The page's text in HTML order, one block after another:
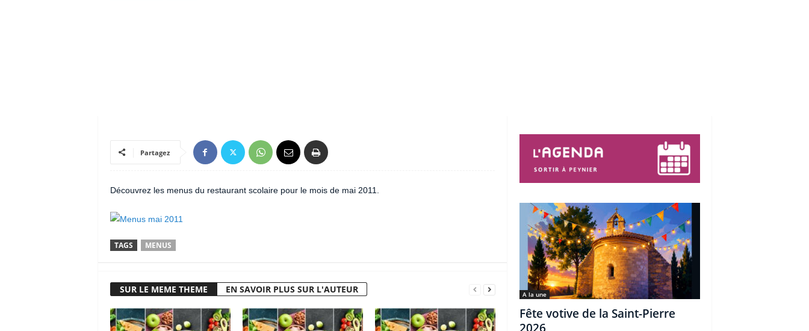
Partagez
Découvrez les menus du restaurant scolaire pour le mois de mai 2011.
TAGS MENUS
SUR LE MEME THEME EN SAVOIR PLUS SUR L'AUTEUR A la une
Fête votive de la Saint-Pierre